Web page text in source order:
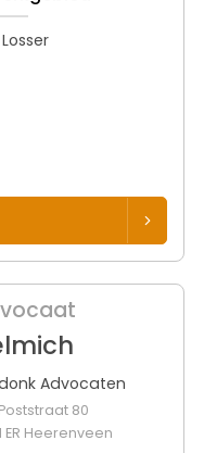
Losser
Advocaten
Poststraat 80
ER Heerenveen